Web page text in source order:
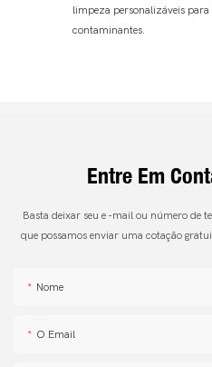
limpeza personalizáveis ​​para
contaminantes.
Entre Em
Basta deixar seu e -mail ou número de
que possamos enviar uma cotação
Nome
O Email